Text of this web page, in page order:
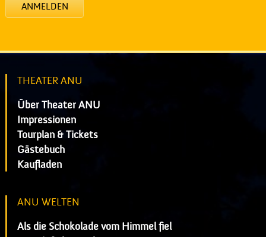
ANMELDEN
THEATER ANU
Über Theater ANU
Impressionen
Tourplan & Tickets
Gästebuch
Kaufladen
ANU WELTEN
Als die Schokolade vom Himmel fiel